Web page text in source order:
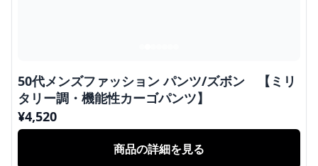
50代メンズファッション パンツ/ズボン 【ミリ
タリー調・機能性カーゴパンツ】
¥4,520
商品の詳細を見る